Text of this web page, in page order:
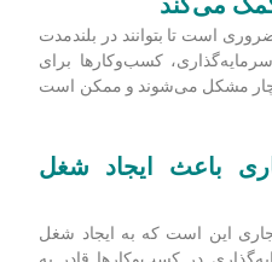
ضروری است. به
به اطمینان از موفقیت آینده
از دلایل کلیدی که چرا
آورده شده:
به تضمین موفقیت
می‌کند
است تا بتوانند در بلندمدت
کسب‌وکارها برای